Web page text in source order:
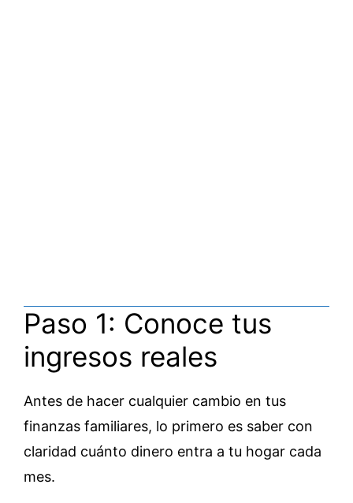
Paso 1: Conoce tus
ingresos reales
Antes de hacer cualquier cambio en tus
finanzas familiares, lo primero es saber con
claridad cuánto dinero entra a tu hogar cada
mes.